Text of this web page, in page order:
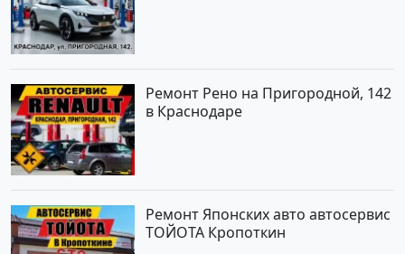
Ремонт Рено на Пригородной, 142
в Краснодаре
Ремонт Японских авто автосервис
ТОЙОТА Кропоткин